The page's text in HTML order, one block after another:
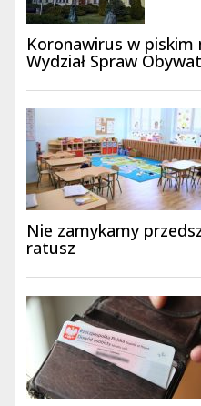
Koronawirus w
Wydział Spraw
Nie zamykamy
ratusz